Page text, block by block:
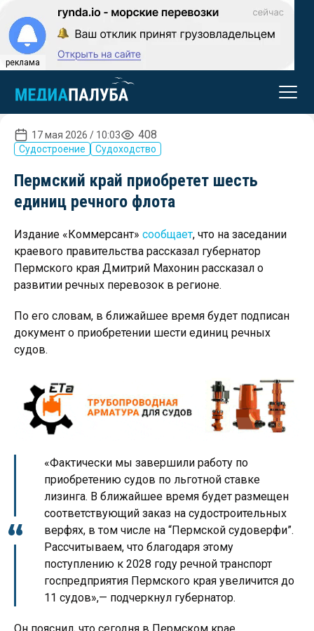
реклама
17 мая 2026 / 10:03 408
Судостроение Судоходство
Пермский край приобретет шесть
единиц речного флота
Издание «Коммерсант» сообщает, что на заседании
краевого правительства рассказал губернатор
Пермского края Дмитрий Махонин рассказал о
развитии речных перевозок в регионе.
По его словам, в ближайшее время будет подписан
документ о приобретении шести единиц речных
судов.
«Фактически мы завершили работу по
приобретению судов по льготной ставке
лизинга. В ближайшее время будет размещен
соответствующий заказ на судостроительных
верфях, в том числе на “Пермской судоверфи”.
Рассчитываем, что благодаря этому
поступлению к 2028 году речной транспорт
госпредприятия Пермского края увеличится до
11 судов»,— подчеркнул губернатор.